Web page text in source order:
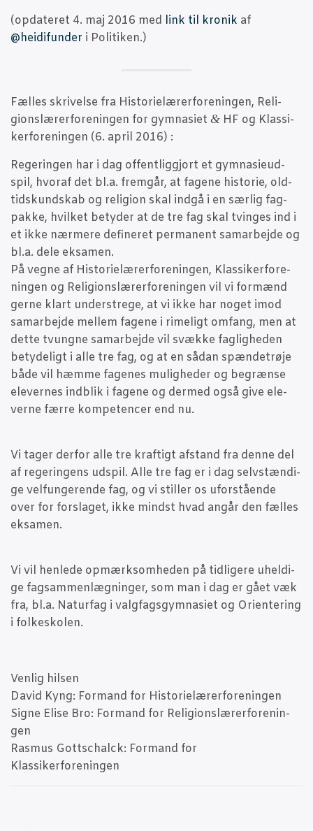
(opda­te­ret 4. maj 2016 med link til kro­nik af
@heidifunder i Politiken.)
Fæl­les skri­vel­se fra Histo­ri­e­læ­rer­for­e­nin­gen, Reli­
gions­læ­rer­for­e­nin­gen for gym­na­si­et & HF og Klas­si­
ker­for­e­nin­gen (6. april 2016) :
Rege­rin­gen har i dag offent­lig­gjort et gym­na­sieud­
spil, hvoraf det bl.a. frem­går, at fage­ne histo­rie, old­
tids­kund­skab og reli­gion skal ind­gå i en sær­lig fag­
pak­ke, hvil­ket bety­der at de tre fag skal tvin­ges ind i
et ikke nær­me­re defi­ne­ret per­ma­nent sam­ar­bej­de og
bl.a. dele eksa­men.
På veg­ne af Histo­ri­e­læ­rer­for­e­nin­gen, Klas­si­ker­for­e­
nin­gen og Reli­gions­læ­rer­for­e­nin­gen vil vi for­mænd
ger­ne klart under­stre­ge, at vi ikke har noget imod
sam­ar­bej­de mel­lem fage­ne i rime­ligt omfang, men at
det­te tvung­ne sam­ar­bej­de vil svæk­ke fag­lig­he­den
bety­de­ligt i alle tre fag, og at en sådan spæn­de­trø­je
både vil hæm­me fage­nes mulig­he­der og begræn­se
ele­ver­nes ind­blik i fage­ne og der­med også give ele­
ver­ne fær­re kom­pe­ten­cer end nu.
Vi tager der­for alle tre kraf­tigt afstand fra den­ne del
af rege­rin­gens udspil. Alle tre fag er i dag selv­stæn­di­
ge vel­fun­ge­ren­de fag, og vi stil­ler os ufor­stå­en­de
over for for­sla­get, ikke mindst hvad angår den fæl­les
eksamen.
Vi vil hen­le­de opmærk­som­he­den på tid­li­ge­re uhel­di­
ge fag­s­am­men­læg­nin­ger, som man i dag er gået væk
fra, bl.a. Natur­fag i valg­fags­gym­na­si­et og Ori­en­te­ring
i folkeskolen.
Ven­lig hil­sen
David Kyng: For­mand for Histo­ri­e­læ­rer­for­e­nin­gen
Sig­ne Eli­se Bro: For­mand for Reli­gions­læ­rer­for­e­nin­
gen
Ras­mus Gotts­chalck: For­mand for
Klassikerforeningen